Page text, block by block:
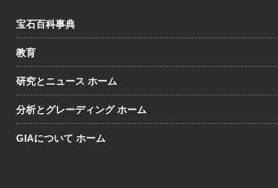
宝石百科事典
教育
研究とニュース ホーム
分析とグレーディング ホーム
GIAについて ホーム